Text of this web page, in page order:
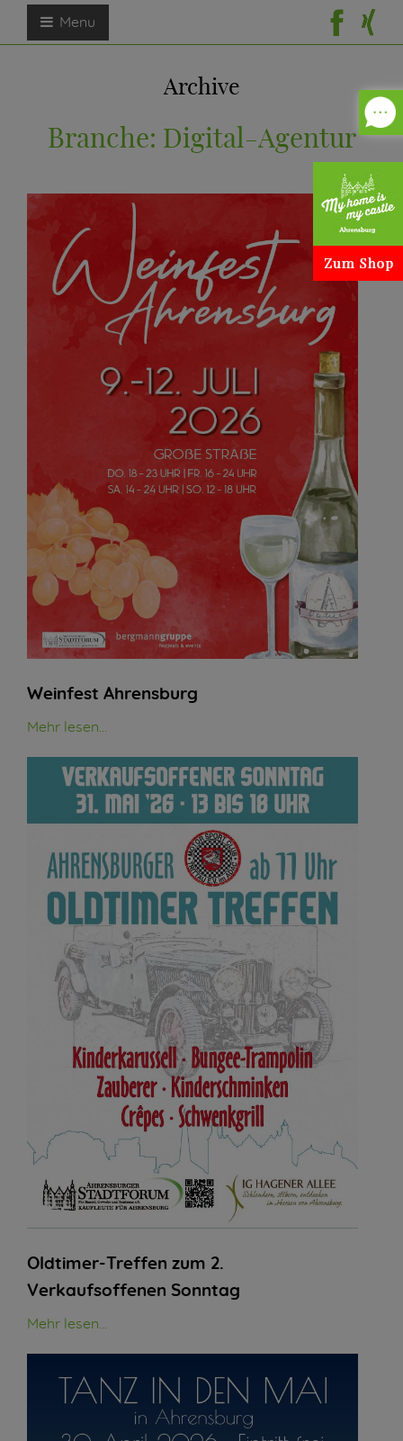
Menu
Archive
Branche: Digital-Agentur
Weinfest Ahrensburg
Mehr lesen...
Oldtimer-Treffen zum 2.
Verkaufsoffenen Sonntag
Mehr lesen...